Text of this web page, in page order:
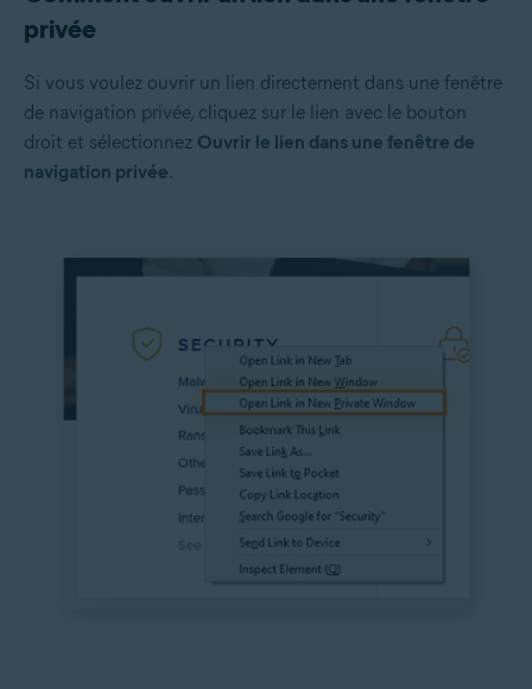
privée
Si vous voulez ouvrir un lien directement dans une fenêtre
de navigation privée, cliquez sur le lien avec le bouton
droit et sélectionnez Ouvrir le lien dans une fenêtre de
navigation privée.